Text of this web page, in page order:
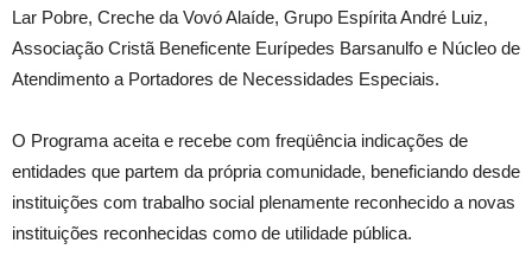
Lar Pobre, Creche da Vovó Alaíde, Grupo Espírita André Luiz,
Associação Cristã Beneficente Eurípedes Barsanulfo e Núcleo de
Atendimento a Portadores de Necessidades Especiais.
O Programa aceita e recebe com freqüência indicações de
entidades que partem da própria comunidade, beneficiando desde
instituições com trabalho social plenamente reconhecido a novas
instituições reconhecidas como de utilidade pública.